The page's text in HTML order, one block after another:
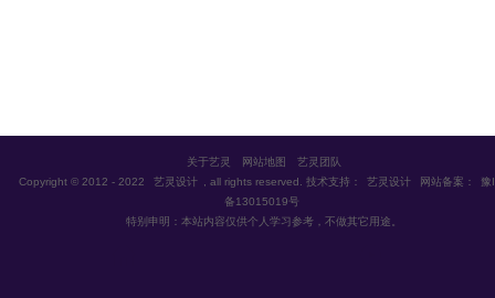
关于艺灵 网站地图
艺灵团队
Copyright © 2012 - 2022
艺灵设计 , all rights reserved. 技术支持： 艺灵设计 网站备案：
豫
备13015019号
特别申明：本站内容仅供个人学习参考，不做其它用途。